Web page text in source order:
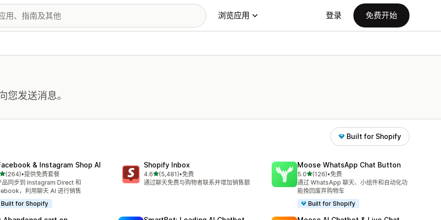
浏览应用 登录 免费开始
您发送消息。
Built for Shopify
& Instagram Shop AI
（满分 5 星）
(264)
264 条评论
•提供免费套餐
品同步到 Instagram Direct 和
，利用聊天 AI 进行销售
Built for Shopify
Shopify Inbox
4.6星（满分 5 星）
(5,481)
总共 5481 条评论
•免费
通过聊天免费与购物者联系并增加销售额
Moose WhatsApp Chat Button
5.0星（满分 5 星）
(126)
总共 126 条评论
•免费
通过 WhatsApp 聊天、小组件和自动化功
能挽回废弃购物车
Built for Shopify